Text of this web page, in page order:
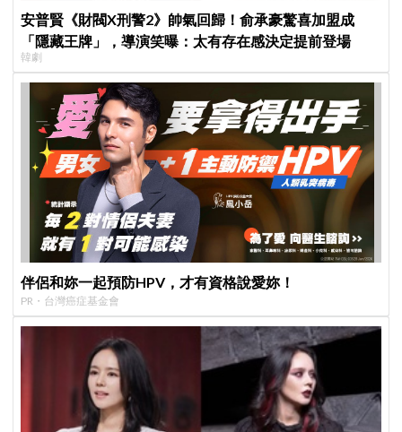
安普賢《財閥X刑警2》帥氣回歸！俞承豪驚喜加盟成
「隱藏王牌」，導演笑曝：太有存在感決定提前登場
韓劇
伴侶和妳一起預防HPV，才有資格說愛妳！
PR・台灣癌症基金會